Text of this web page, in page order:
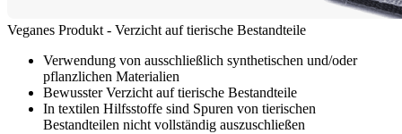
Veganes Produkt - Verzicht auf tierische Bestandteile
Verwendung von ausschließlich synthetischen und/oder
pflanzlichen Materialien
Bewusster Verzicht auf tierische Bestandteile
In textilen Hilfsstoffe sind Spuren von tierischen
Bestandteilen nicht vollständig auszuschließen